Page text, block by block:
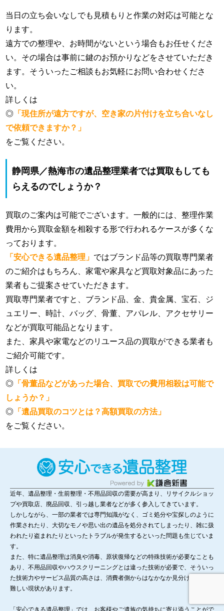
当日の立ち会いなしでも見積もりと作業の対応は可能とな
ります。
遠方での整理や、お時間がないという場合もお任せくださ
い。その場合は事前に鍵のお預かりなどをさせていただき
ます。そういったご相談もお気軽にお問い合わせくださ
い。
詳しくは
◎ 「現住所が遠方ですが、空き家の片付けを立ち合いなし
で依頼できますか？」
をご覧ください。
静岡県／熱海市の遺品整理業者では買取もしても
らえるのでしょうか？
買取のご案内は可能でございます。一般的には、整理作業
費用から買取金額を相殺する形で行われるケースが多くな
っております。
「安心できる遺品整理」 ではブランド品等の買取専門業者
のご紹介はもちろん、家電や家具など買取対象品にあった
業者もご提案させていただきます。
買取専門業者ですと、ブランド品、金、貴金属、宝石、ジ
ュエリー、時計、バッグ、骨董、アパレル、アクセサリー
などが買取可能品となります。
また、家具や家電などのリユース品の買取ができる業者も
ご紹介可能です。
詳しくは
◎ 「骨董品などがあった場合、買取での費用相殺は可能で
しょうか？」
◎ 「遺品買取のコツとは？高額買取の方法」
をご覧ください。
近年、遺品整理・生前整理・不用品回収の需要が高まり、リサイクルショッ
プや買取店、廃品回収、引っ越し業者などが多く参入してきています。
しかしながら、一部の業者では専門知識がなく、ゴミ処分や宝探しのように
作業されたり、大切なモノや思い出の遺品を処分されてしまったり、雑に扱
われたり盗まれたりといったトラブルが発生するといった問題も生じていま
す。
また、特に遺品整理は消臭や消毒、原状復帰などの特殊技術が必要なことも
あり、不用品回収やハウスクリーニングとは違った技術が必要で、そういっ
た技術力やサービス品質の高さは、消費者側からはなかなか見分けることが
難しい現状があります。
「安心できる遺品整理」では、お客様やご遺族の気持ちに寄り添うことがで